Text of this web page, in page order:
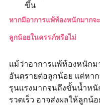
ขึ้น
หากมีอาการแพ้ท้องหนักมากจ
ลูกน้อยในครรภ์หรือไม่
แม้ว่าอาการแพ้ท้องหนักม
อันตรายต่อลูกน้อย แต่หา
รุนแรงมากจนถึงขั้นน้ำหนั
รวดเร็ว อาจส่งผลให้ลูกน้